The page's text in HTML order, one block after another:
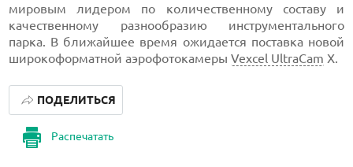
мировым лидером по количественному составу и
качественному разнообразию инструментального
парка. В ближайшее время ожидается поставка новой
широкоформатной аэрофотокамерыVexcel UltraCam Х.
Распечатать
ПОДЕЛИТЬСЯ